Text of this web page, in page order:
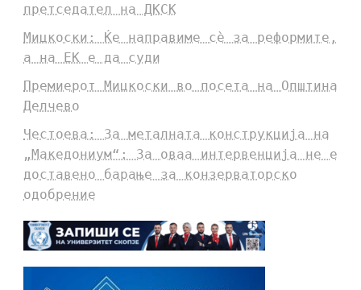
претседател на ДКСК
Мицкоски: Ќе направиме сè за реформите,
а на ЕК е да суди
Премиерот Мицкоски во посета на Општина
Делчево
Честоева: За металната конструкција на
„Македониум“: За оваа интервенција не е
доставено барање за конзерваторско
одобрение